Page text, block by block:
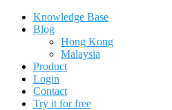
Knowledge Base
Blog
Hong Kong
Malaysia
Product
Login
Contact
Try it for free